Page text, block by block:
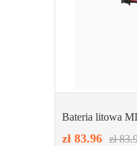
Bateria litowa
zł 83.96 zł